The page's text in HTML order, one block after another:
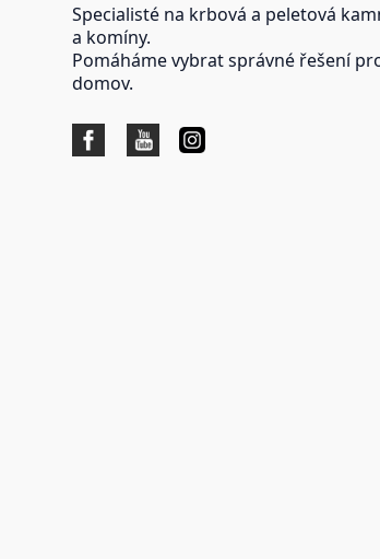
Specialisté na krbová a peletová
a komíny.
Pomáháme vybrat správné řešení
domov.